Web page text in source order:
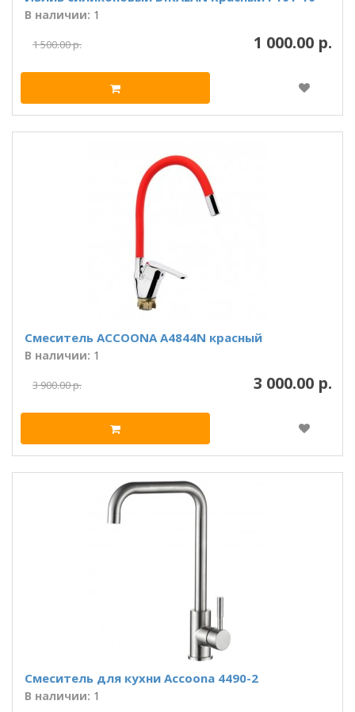
В наличии: 1
1 000.00 р.
1 500.00 р.
Смеситель ACCOONA A4844N красный
В наличии: 1
3 000.00 р.
3 900.00 р.
Смеситель для кухни Accoona 4490-2
В наличии: 1